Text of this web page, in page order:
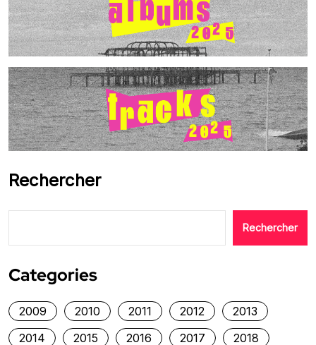
Rechercher
Rechercher
Categories
2009 2010 2011 2012
2013
2014
2015 2016 2017 2018